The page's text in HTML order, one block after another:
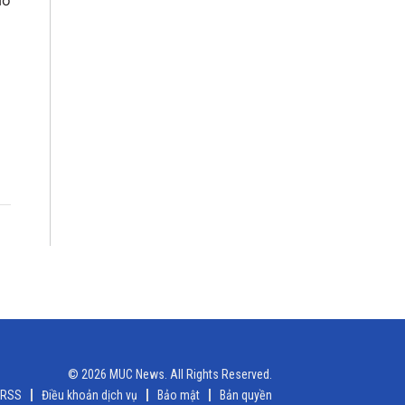
© 2026 MUC News. All Rights Reserved.
RSS Điều khoản dịch vụ Bảo mật Bản quyền